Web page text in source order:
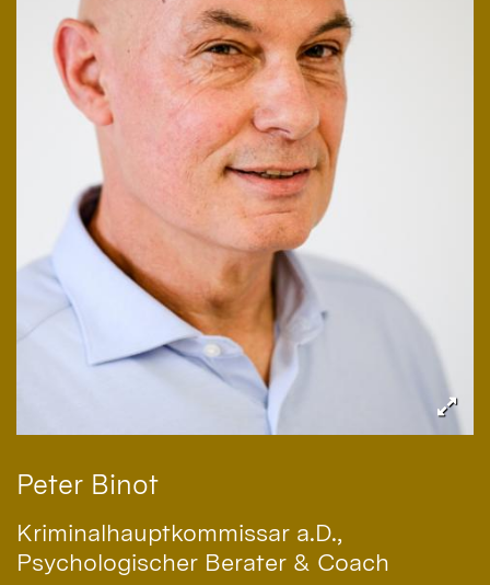
Peter Binot
Kriminalhauptkommissar a.D.,
Psychologischer Berater & Coach